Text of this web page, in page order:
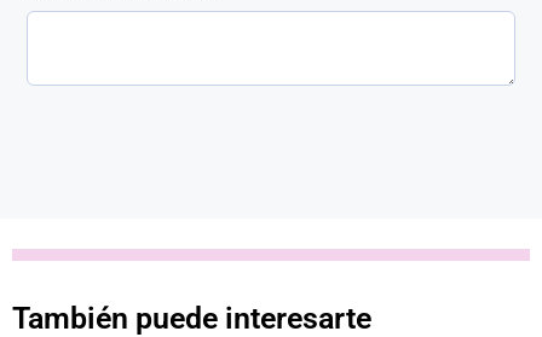
También puede interesarte